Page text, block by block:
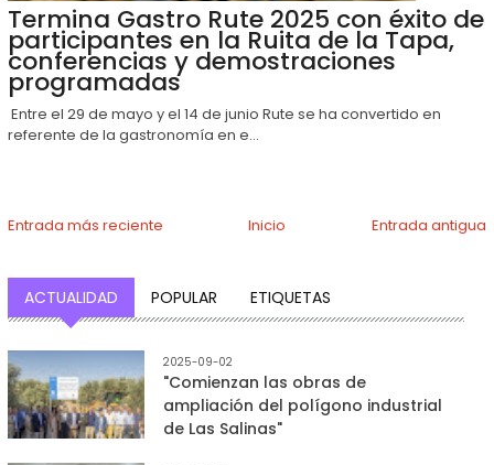
Termina Gastro Rute 2025 con éxito de
participantes en la Ruita de la Tapa,
conferencias y demostraciones
programadas
Entre el 29 de mayo y el 14 de junio Rute se ha convertido en
referente de la gastronomía en e...
Entrada más reciente Entrada antigua
Inicio
ACTUALIDAD POPULAR ETIQUETAS
2025-09-02
"Comienzan las obras de
ampliación del polígono industrial
de Las Salinas"